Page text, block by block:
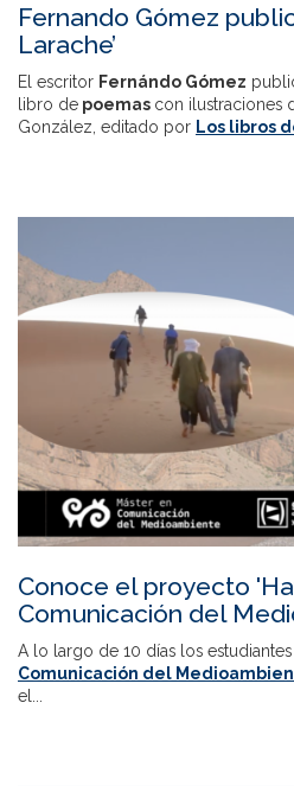
Fernando Gómez
Larache’
El escritor Fernándo Gómez
libro de poemas con ilustraciones
González, editado por Los libros
Conoce el proyecto
Comunicación del
A lo largo de 10 días los estudiantes
Comunicación del
el...